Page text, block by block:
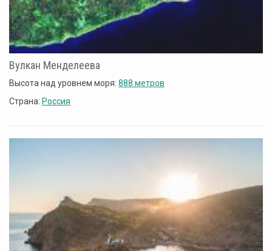
Вулкан Менделеева
Высота над уровнем моря: 888 метров
Страна: Россия